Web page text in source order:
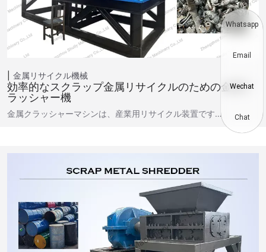
金属リサイクル機械
効率的なスクラップ金属リサイクルのための金属ク
ラッシャー機
金属クラッシャーマシンは、産業用リサイクル装置です…
Whatsapp
Email
Wechat
Chat